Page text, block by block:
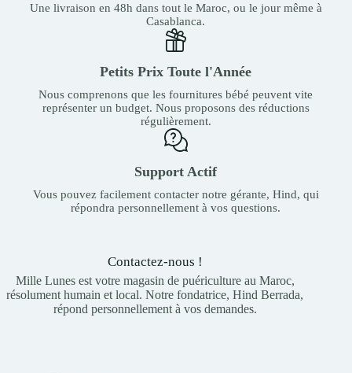
Une livraison en 48h dans tout le Maroc, ou le jour même à
Casablanca.
Petits Prix Toute l'Année
Nous comprenons que les fournitures bébé peuvent vite
représenter un budget. Nous proposons des réductions
régulièrement.
Support Actif
Vous pouvez facilement contacter notre gérante, Hind, qui
répondra personnellement à vos questions.
Contactez-nous !
Mille Lunes est votre magasin de puériculture au Maroc,
résolument humain et local. Notre fondatrice, Hind Berrada,
répond personnellement à vos demandes.